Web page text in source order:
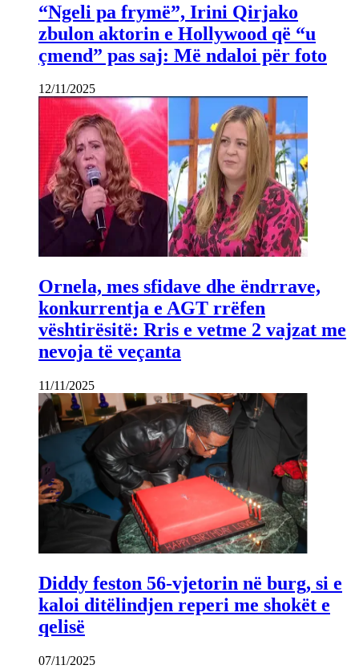
“Ngeli pa frymë”, Irini Qirjako
zbulon aktorin e Hollywood që “u
çmend” pas saj: Më ndaloi për foto
12/11/2025
Ornela, mes sfidave dhe ëndrrave,
konkurrentja e AGT rrëfen
vështirësitë: Rris e vetme 2 vajzat me
nevoja të veçanta
11/11/2025
Diddy feston 56-vjetorin në burg, si e
kaloi ditëlindjen reperi me shokët e
qelisë
07/11/2025